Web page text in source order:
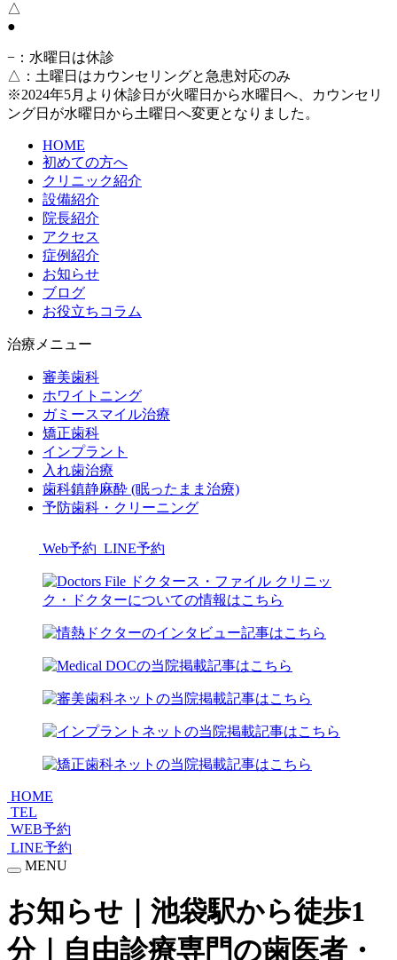
△
●
− ：水曜日は休診
△ ：土曜日はカウンセリングと急患対応のみ
※2024年5月より休診日が火曜日から水曜日へ、カウンセリ
ング日が水曜日から土曜日へ変更となりました。
HOME
初めての方へ
クリニック紹介
設備紹介
院長紹介
アクセス
症例紹介
お知らせ
ブログ
お役立ちコラム
治療メニュー
審美歯科
ホワイトニング
ガミースマイル治療
矯正歯科
インプラント
入れ歯治療
歯科鎮静麻酔 (眠ったまま治療)
予防歯科・クリーニング
Web予約 LINE予約
HOME
TEL
WEB予約
LINE予約
MENU
お知らせ｜池袋駅から徒歩1
分｜自由診療専門の歯医者・